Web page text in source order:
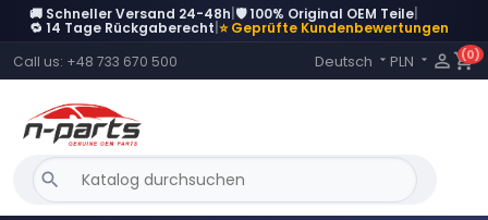
🚚 Schneller Versand 24-48h 🛡️ 100% Original OEM Teile
🔁 14 Tage Rückgaberecht ⭐ Geprüfte Kundenbewertungen
Call us: +48 733 670 500 Language:
Deutsch  PLN   shopping_cart
(0)
search